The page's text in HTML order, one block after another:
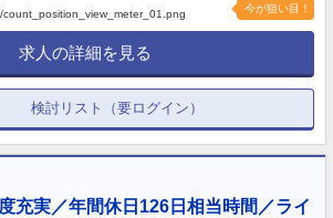
） など
今が狙い目！
求人の詳細を見る
検討リスト（要ログイン）
充実／年間休日126日相当時間／ライ